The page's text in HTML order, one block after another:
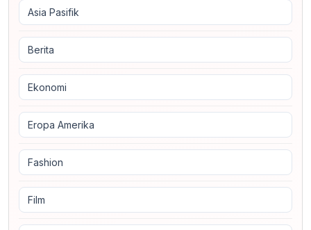
Asia Pasifik
Berita
Ekonomi
Eropa Amerika
Fashion
Film